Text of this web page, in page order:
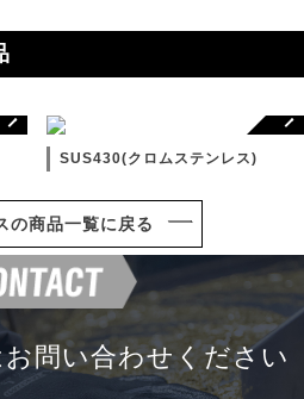
SUS430(クロムステンレス)
の商品一覧に戻る
お問い合わせください